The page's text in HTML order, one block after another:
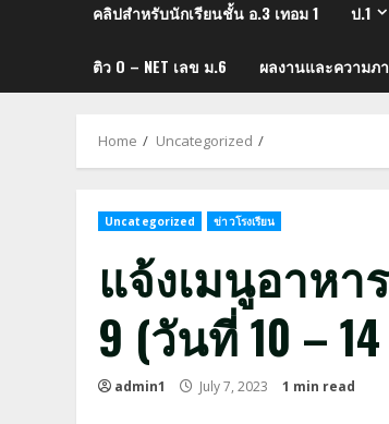
คลิปสำหรับนักเรียนชั้น อ.3 เทอม 1 ป.1
ติว O – NET เลข ม.6 ผลงานและความภ
Home Uncategorized
Uncategorized ข่าวโรงเรียน
แจ้งเมนูอาหา
9 (วันที่ 10 –
admin1 July 7, 2023 1 min read